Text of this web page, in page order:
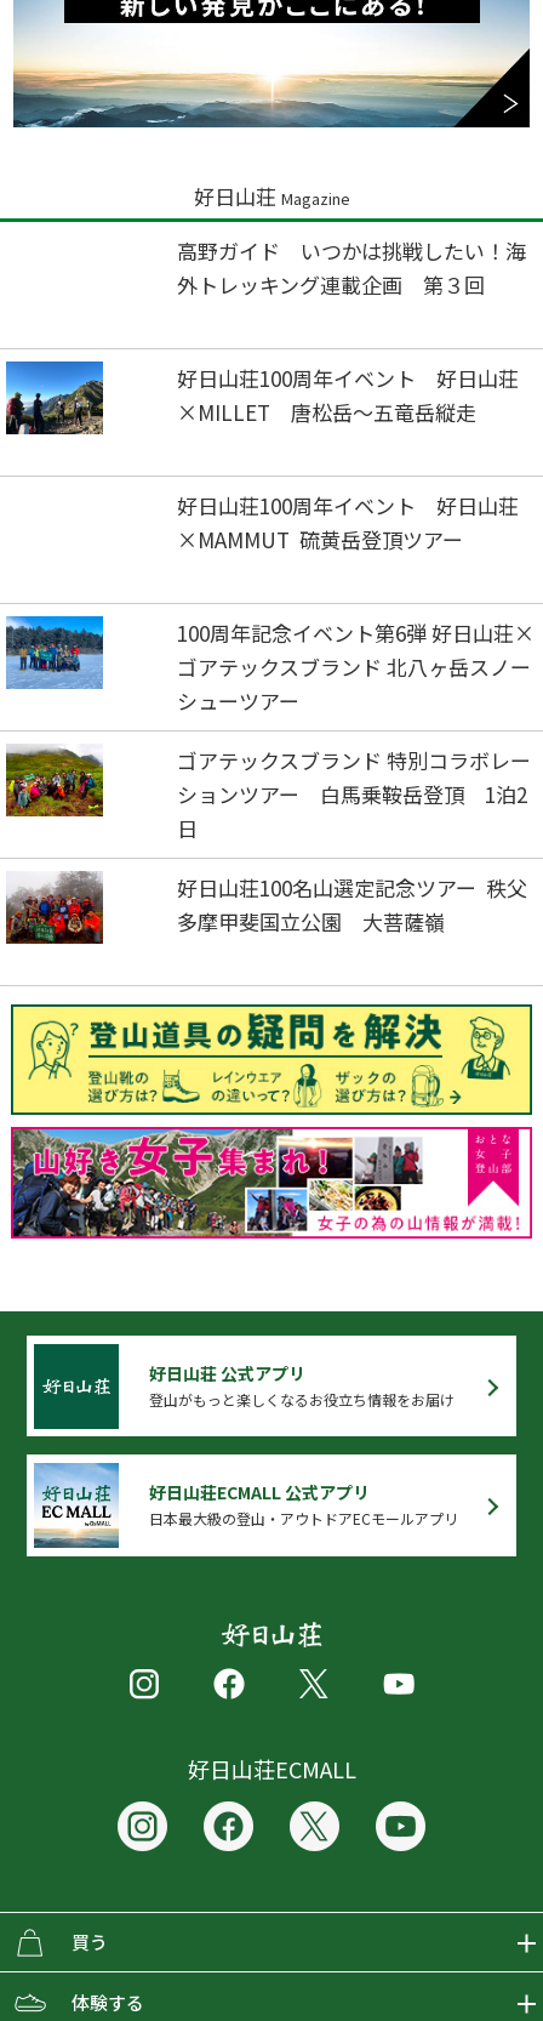
好日山荘 Magazine
高野ガイド いつかは挑戦したい！海
外トレッキング連載企画 第３回
好日山荘100周年イベント 好日山荘
×MILLET 唐松岳～五竜岳縦走
好日山荘100周年イベント 好日山荘
×MAMMUT 硫黄岳登頂ツアー
100周年記念イベント第6弾 好日山荘×
ゴアテックスブランド 北八ヶ岳スノー
シューツアー
ゴアテックスブランド 特別コラボレー
ションツアー 白馬乗鞍岳登頂 1泊2
日
好日山荘100名山選定記念ツアー 秩父
多摩甲斐国立公園 大菩薩嶺
好日山荘 公式アプリ
登山がもっと楽しくなるお役立ち情報をお届け
好日山荘ECMALL 公式アプリ
日本最大級の登山・アウトドアECモールアプリ
好日山荘ECMALL
買う
ECMALLの商品をさがす
体験する